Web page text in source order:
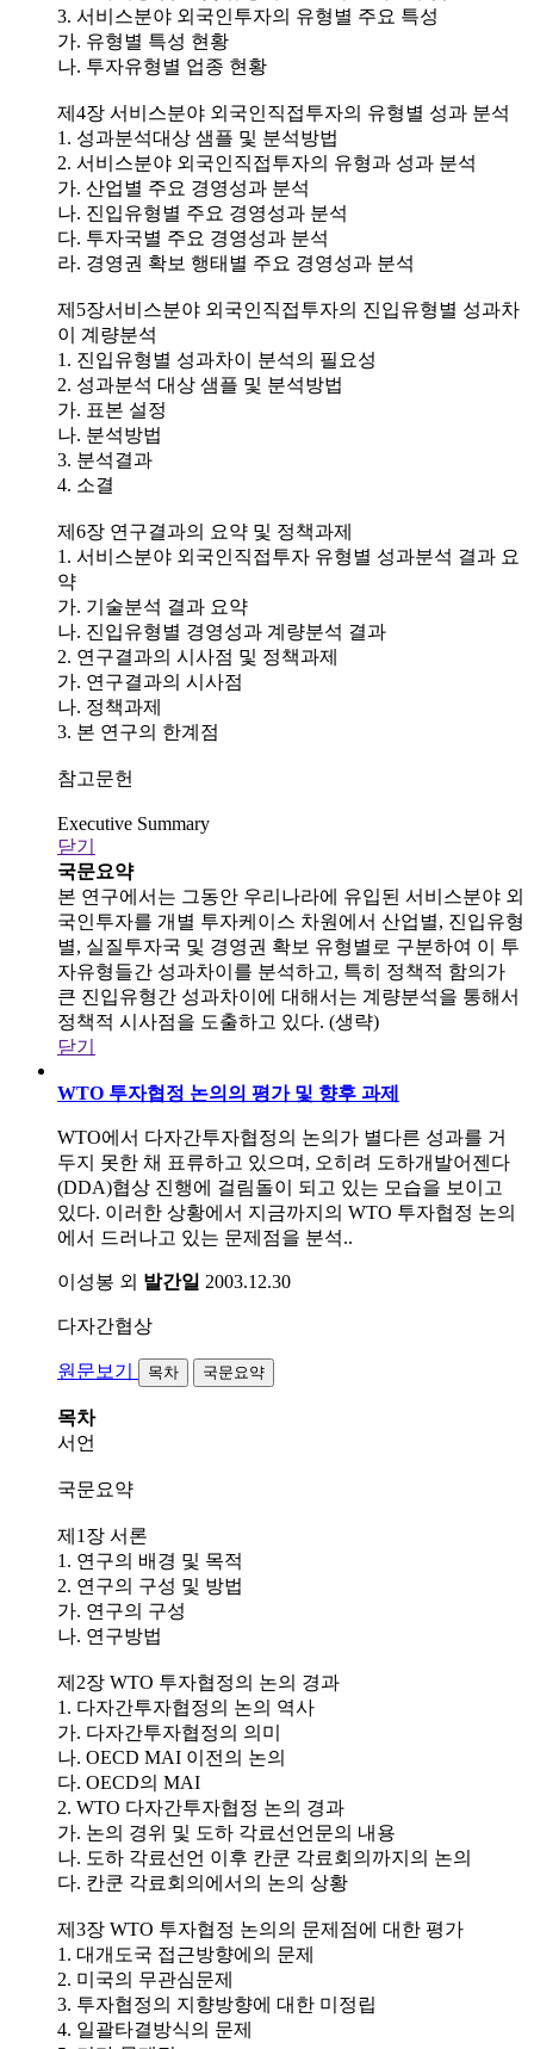
3. 서비스분야 외국인투자의 유형별 주요 특성
가. 유형별 특성 현황
나. 투자유형별 업종 현황
제4장 서비스분야 외국인직접투자의 유형별 성과 분석
1. 성과분석대상 샘플 및 분석방법
2. 서비스분야 외국인직접투자의 유형과 성과 분석
가. 산업별 주요 경영성과 분석
나. 진입유형별 주요 경영성과 분석
다. 투자국별 주요 경영성과 분석
라. 경영권 확보 행태별 주요 경영성과 분석
제5장서비스분야 외국인직접투자의 진입유형별 성과차
이 계량분석
1. 진입유형별 성과차이 분석의 필요성
2. 성과분석 대상 샘플 및 분석방법
가. 표본 설정
나. 분석방법
3. 분석결과
4. 소결
제6장 연구결과의 요약 및 정책과제
1. 서비스분야 외국인직접투자 유형별 성과분석 결과 요
약
가. 기술분석 결과 요약
나. 진입유형별 경영성과 계량분석 결과
2. 연구결과의 시사점 및 정책과제
가. 연구결과의 시사점
나. 정책과제
3. 본 연구의 한계점
참고문헌
Executive Summary
닫기
국문요약
본 연구에서는 그동안 우리나라에 유입된 서비스분야 외
국인투자를 개별 투자케이스 차원에서 산업별, 진입유형
별, 실질투자국 및 경영권 확보 유형별로 구분하여 이 투
자유형들간 성과차이를 분석하고, 특히 정책적 함의가
큰 진입유형간 성과차이에 대해서는 계량분석을 통해서
정책적 시사점을 도출하고 있다. (생략)
닫기
WTO 투자협정 논의의 평가 및 향후 과제
WTO에서 다자간투자협정의 논의가 별다른 성과를 거
두지 못한 채 표류하고 있으며, 오히려 도하개발어젠다
(DDA)협상 진행에 걸림돌이 되고 있는 모습을 보이고
있다. 이러한 상황에서 지금까지의 WTO 투자협정 논의
에서 드러나고 있는 문제점을 분석..
이성봉 외 발간일 2003.12.30
다자간협상
원문보기 목차 국문요약
목차
서언
국문요약
제1장 서론
1. 연구의 배경 및 목적
2. 연구의 구성 및 방법
가. 연구의 구성
나. 연구방법
제2장 WTO 투자협정의 논의 경과
1. 다자간투자협정의 논의 역사
가. 다자간투자협정의 의미
나. OECD MAI 이전의 논의
다. OECD의 MAI
2. WTO 다자간투자협정 논의 경과
가. 논의 경위 및 도하 각료선언문의 내용
나. 도하 각료선언 이후 칸쿤 각료회의까지의 논의
다. 칸쿤 각료회의에서의 논의 상황
제3장 WTO 투자협정 논의의 문제점에 대한 평가
1. 대개도국 접근방향에의 문제
2. 미국의 무관심문제
3. 투자협정의 지향방향에 대한 미정립
4. 일괄타결방식의 문제